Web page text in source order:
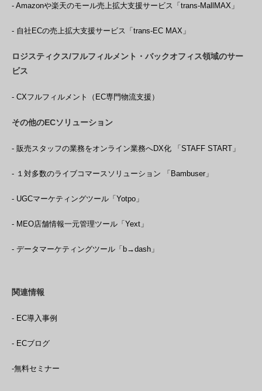
- Amazonや楽天のモール売上拡大支援サービス「trans-MallMAX」
- 自社ECの売上拡大支援サービス「trans-EC MAX」
ロジスティクス/フルフィルメント・バックオフィス領域のサー
ビス
- CXフルフィルメント（EC専門物流支援）
その他のECソリューション
- 販売スタッフの業務をオンライン業務へDX化 「STAFF START」
- １対多数のライブコマースソリューション 「Bambuser」
- UGCマーケティングツール「Yotpo」
- MEO店舗情報一元管理ツール「Yext」
- データマーケティングツール「b→dash」
関連情報
- EC導入事例
- ECブログ
-無料セミナー